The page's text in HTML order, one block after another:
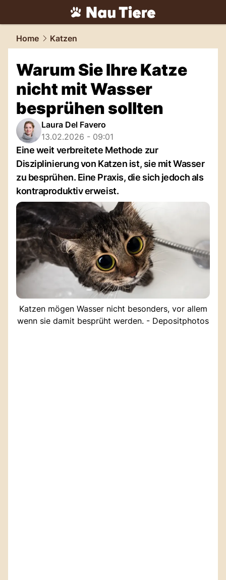
tiere.NAU.ch
Home Katzen
Warum Sie Ihre Katze
nicht mit Wasser
besprühen sollten
Laura Del Favero
13.02.2026 - 09:01
Eine weit verbreitete Methode zur
Disziplinierung von Katzen ist, sie mit Wasser
zu besprühen. Eine Praxis, die sich jedoch als
kontraproduktiv erweist.
Katzen mögen Wasser nicht besonders, vor allem
wenn sie damit besprüht werden. - Depositphotos